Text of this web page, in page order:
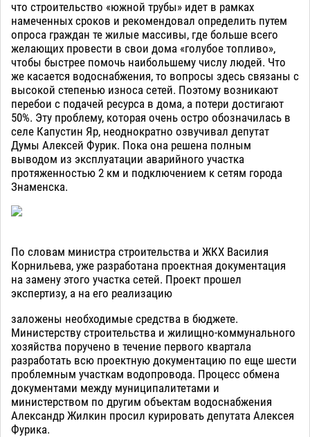
что строительство «южной трубы» идет в рамках
намеченных сроков и рекомендовал определить путем
опроса граждан те жилые массивы, где больше всего
желающих провести в свои дома «голубое топливо»,
чтобы быстрее помочь наибольшему числу людей. Что
же касается водоснабжения, то вопросы здесь связаны с
высокой степенью износа сетей. Поэтому возникают
перебои с подачей ресурса в дома, а потери достигают
50%. Эту проблему, которая очень остро обозначилась в
селе Капустин Яр, неоднократно озвучивал депутат
Думы Алексей Фурик. Пока она решена полным
выводом из эксплуатации аварийного участка
протяженностью 2 км и подключением к сетям города
Знаменска.
По словам министра строительства и ЖКХ Василия
Корнильева, уже разработана проектная документация
на замену этого участка сетей. Проект прошел
экспертизу, а на его реализацию
заложены необходимые средства в бюджете.
Министерству строительства и жилищно-коммунального
хозяйства поручено в течение первого квартала
разработать всю проектную документацию по еще шести
проблемным участкам водопровода. Процесс обмена
документами между муниципалитетами и
министерством по другим объектам водоснабжения
Александр Жилкин просил курировать депутата Алексея
Фурика.